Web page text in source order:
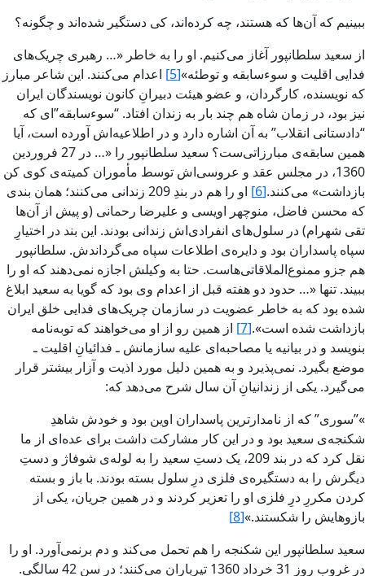
ببينيم که آن‌ها که هستند، چه کرده‌اند، کى دستگير شده‌اند و چگونه‌؟
از سعيد سلطانپور آغاز مى‌کنيم. او را به خاطر «… رهبرى چريک‌هاى
فدایى اقليت‌ و سوء‌سابقه و توطئه‌»[5]
اعدام مى‌کنند. اين شاعر مبارز
که نويسنده، کارگردان، و عضو هيئت دبيرانِ کانون نويسندگان ايران
نيز بود، در زمان شاه هم چند بار به زندان افتاد. “‌سوء‌سابقه‌”اى که
“‌دادستانى انقلاب‌” به آن اشاره دارد و در اطلاعيه‌اش‏ آورده ‌است، آيا
همين سابقه‌ى مبارزاتى‌ست؟ سعيد سلطانپور را «… در 27 فروردين
1360، در مجلس‏ عقد و عروسى‌اش‏ توسط مأموران کميته‌ى کوى کن
بازداشت» مى‌کنند.[6]
او را هم در بندِ 209 زندانى مى‌کنند؛ همان بندى
که محسن فاضل، منوچهر اويسى و عليرضا رحمانى (‌و پيش‏ از آن‌ها
تقى شهرام‌) در سلول‌هاى انفرادى‌اش‏ زندانى بودند. اين بند در اختيارِ
سپاه پاسداران بود و دايره‌ى اطلاعات سپاه مى‌گرداندش‏. سلطانپور
هم جزو ممنوع‌الملاقاتى‌هاست. حتا به وکيلش‏ اجازه نمى‌دهند که او را
ببيند. تنها «… حدود دو هفته قبل از اعدام وى بود که گويا به سعيد ابلاغ
شده بود که به خاطر عضويت در سازمان چريک‌هاى فدایى خلق ايران
بازداشت شده است‌».[7]
از همين رو از او مى‌خواهند که توبه‌نامه
بنويسد و در بيانيه يا مصاحبه‌اى عليه سازمانش‏ ـ‌ فدائيانِ اقليت‌ ـ
موضع بگيرد. نمى‌پذيرد و به همين دليل مورد اذيت و آزار بيشتر قرار
مى‌گيرد. يکى از زندانيانِ آن سال شرح مى‌دهد که‌:
»”سورى‌” که ‌از نامدارترين پاسداران اوين‌ بود و خودش‏ شاهدِ
شکنجه‌ى سعيد بود و در اين کار مشارکت داشت براى عده‌اى از ما
نقل کرد که در بند 209، يک دستِ سعيد را به لوله‌ى شوفاژ و دستِ
ديگرش‏ را به دستگيره‌ى فلزى درِ سلول بسته بودند. با باز و بسته
کردن مکررِ درِ فلزى او را تعزير ‌کردند و در همين جريان، يکى از
بازو‌هايش‏ را شکستند‌.»[8]
سعيد سلطانپور اين شکنجه‌ را هم تحمل مى‌کند و دم برنمى‌آورد. او را
در غروب روز 31 خرداد 1360 تيرباران مى‌کنند؛ در سنِ 42 سالگى.